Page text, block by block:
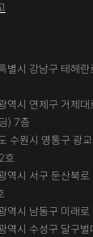
별시 강남구 테헤
역시 연제구 거제
) 7층
수원시 영통구 광
호
역시 서구 둔산북
역시 남동구 미래
역시 수성구 달구